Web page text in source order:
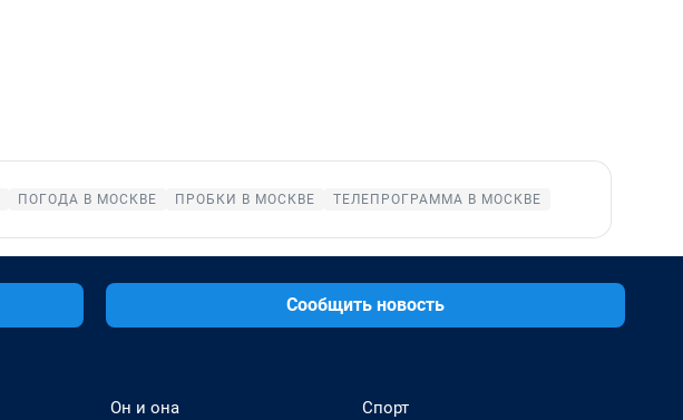
ПОГОДА В МОСКВЕ ПРОБКИ В МОСКВЕ ТЕЛЕПРОГРАММА В МОСКВЕ
Сообщить новость
Он и она
Спорт